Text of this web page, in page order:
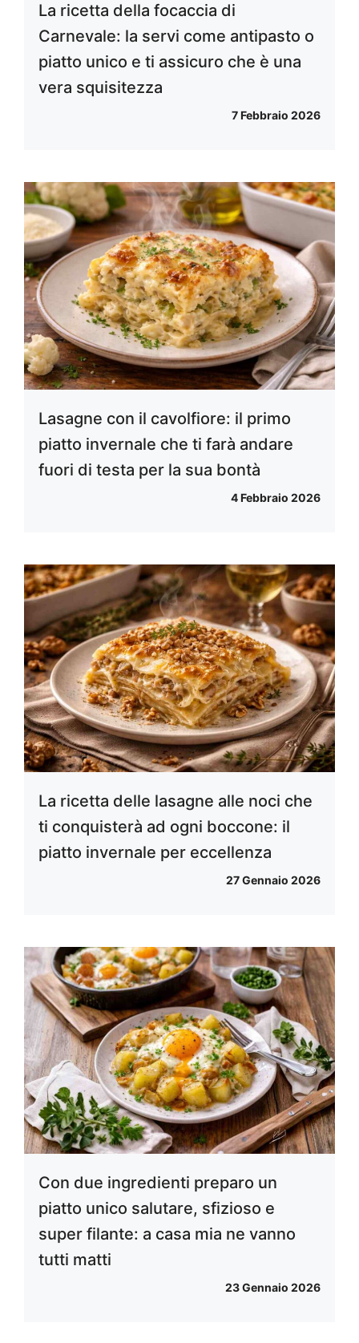
La ricetta della focaccia di
Carnevale: la servi come antipasto o
piatto unico e ti assicuro che è una
vera squisitezza
7 Febbraio 2026
Lasagne con il cavolfiore: il primo
piatto invernale che ti farà andare
fuori di testa per la sua bontà
4 Febbraio 2026
La ricetta delle lasagne alle noci che
ti conquisterà ad ogni boccone: il
piatto invernale per eccellenza
27 Gennaio 2026
Con due ingredienti preparo un
piatto unico salutare, sfizioso e
super filante: a casa mia ne vanno
tutti matti
23 Gennaio 2026